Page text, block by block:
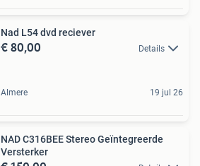
Nad L54 dvd reciever
€ 80,00 Details
Almere 19 jul 26
NAD C316BEE Stereo Geïntegreerde
Versterker